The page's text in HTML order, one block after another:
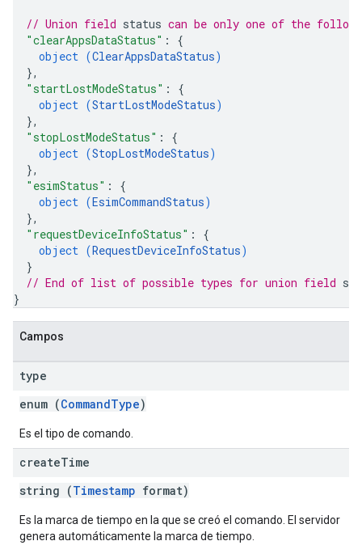
// Union field status can be only one of the
"clearAppsDataStatus" : {
object (ClearAppsDataStatus)
},
"startLostModeStatus" : {
object (StartLostModeStatus)
},
"stopLostModeStatus" : {
object (StopLostModeStatus)
},
"esimStatus" : {
object (EsimCommandStatus)
},
"requestDeviceInfoStatus" : {
object (RequestDeviceInfoStatus)
}
// End of list of possible types for union field
}
Campos
type
enum (CommandType)
Es el tipo de comando.
createTime
string (Timestamp format)
Es la marca de tiempo en la que se creó el comando. El servidor
genera automáticamente la marca de tiempo.